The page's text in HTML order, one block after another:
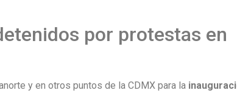
por protestas en
y en otros puntos de la CDMX para la